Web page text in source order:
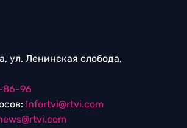
ул. Ленинская слобода,
86-96
Infortvi@rtvi.com